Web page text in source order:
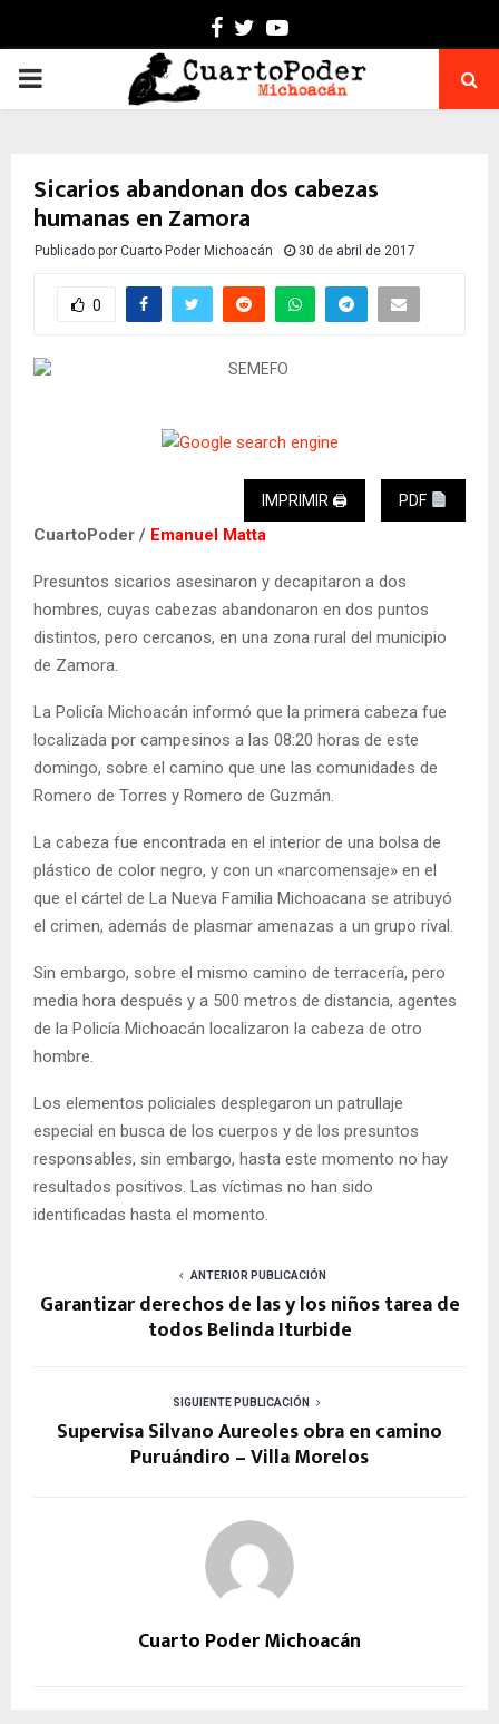
Facebook
TwitterYoutube
PRIMARY
Sicarios abandonan dos cabezas
humanas en Zamora
Publicado por Cuarto Poder Michoacán 30 de abril de 2017
0
IMPRIMIR 🖨 PDF
CuartoPoder / Emanuel Matta
Presuntos sicarios asesinaron y decapitaron a dos
hombres, cuyas cabezas abandonaron en dos puntos
distintos, pero cercanos, en una zona rural del municipio
de Zamora.
La Policía Michoacán informó que la primera cabeza fue
localizada por campesinos a las 08:20 horas de este
domingo, sobre el camino que une las comunidades de
Romero de Torres y Romero de Guzmán.
La cabeza fue encontrada en el interior de una bolsa de
plástico de color negro, y con un «narcomensaje» en el
que el cártel de La Nueva Familia Michoacana se atribuyó
el crimen, además de plasmar amenazas a un grupo rival.
Sin embargo, sobre el mismo camino de terracería, pero
media hora después y a 500 metros de distancia, agentes
de la Policía Michoacán localizaron la cabeza de otro
hombre.
Los elementos policiales desplegaron un patrullaje
especial en busca de los cuerpos y de los presuntos
responsables, sin embargo, hasta este momento no hay
resultados positivos. Las víctimas no han sido
identificadas hasta el momento.
ANTERIOR PUBLICACIÓN
Garantizar derechos de las y los niños tarea de
todos Belinda Iturbide
SIGUIENTE PUBLICACIÓN
Supervisa Silvano Aureoles obra en camino
Puruándiro – Villa Morelos
Cuarto Poder Michoacán